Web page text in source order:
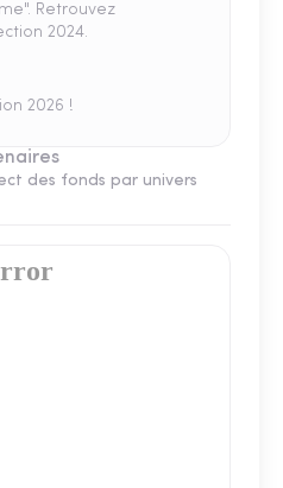
Retrouvez
2024.
2026 !
des fonds par univers